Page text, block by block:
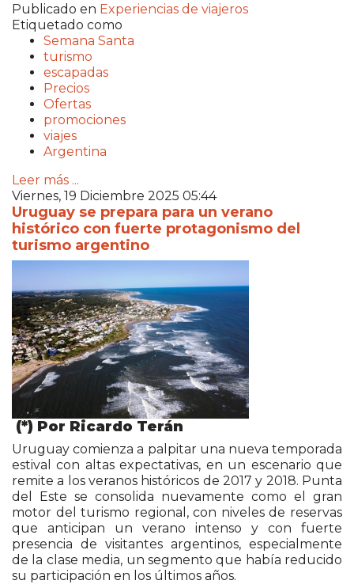
Publicado en Experiencias de viajeros
Etiquetado como
Semana Santa
turismo
escapadas
Precios
Ofertas
promociones
viajes
Argentina
Leer más ...
Viernes, 19 Diciembre 2025 05:44
Uruguay se prepara para un verano
histórico con fuerte protagonismo del
turismo argentino
(*) Por Ricardo Terán
Uruguay comienza a palpitar una nueva temporada
estival con altas expectativas, en un escenario que
remite a los veranos históricos de 2017 y 2018. Punta
del Este se consolida nuevamente como el gran
motor del turismo regional, con niveles de reservas
que anticipan un verano intenso y con fuerte
presencia de visitantes argentinos, especialmente
de la clase media, un segmento que había reducido
su participación en los últimos años.